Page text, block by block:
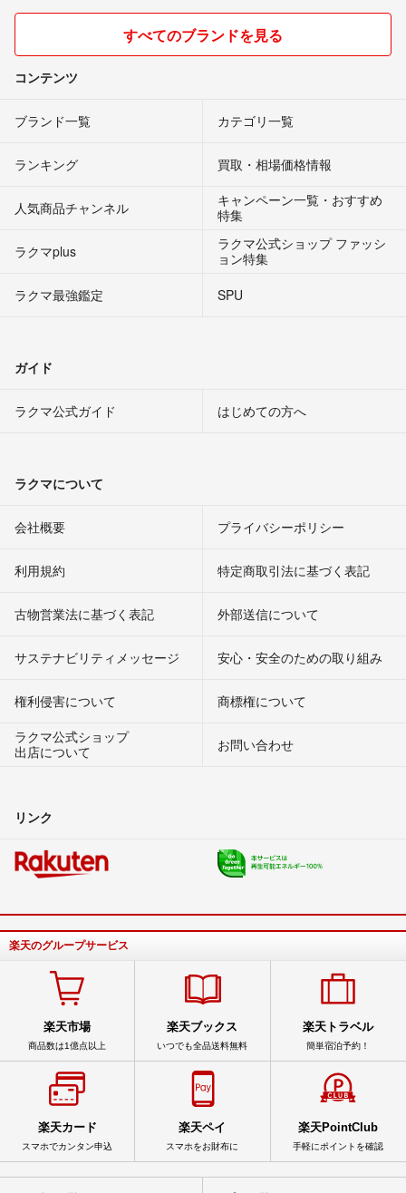
すべてのブランドを見る
コンテンツ
ブランド一覧 カテゴリ一覧
ランキング 買取・相場価格情報
人気商品チャンネル
キャンペーン一覧・おすすめ
特集
ラクマplus
ラクマ公式ショップ ファッシ
ョン特集
ラクマ最強鑑定
SPU
ガイド
ラクマ公式ガイド はじめての方へ
ラクマについて
会社概要 プライバシーポリシー
利用規約 特定商取引法に基づく表記
古物営業法に基づく表記 外部送信について
サステナビリティメッセージ 安心・安全のための取り組み
権利侵害について
商標権について
ラクマ公式ショップ
出店について
お問い合わせ
リンク
楽天のグループサービス
楽天市場
商品数は1億点以上
楽天ブックス
いつでも全品送料無料
楽天トラベル
簡単宿泊予約！
楽天カード
スマホでカンタン申込
楽天ペイ
スマホをお財布に
楽天PointClub
手軽にポイントを確認